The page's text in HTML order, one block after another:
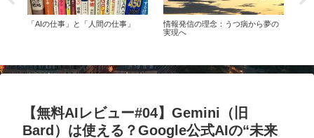
「AIの仕事」と「人間の仕事」
情報発信の理念：うつ病から夢の
実現へ
【無料AIレビュー#04】Gemini（旧
Bard）は使える？Google公式AIの“未来